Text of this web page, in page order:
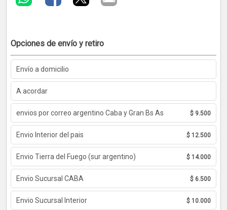
Opciones de envío y retiro
Envío a domicilio
A acordar
envios por correo argentino Caba y Gran Bs As $ 9.500
Envio Interior del pais $ 12.500
Envio Tierra del Fuego (sur argentino) $ 14.000
Envio Sucursal CABA $ 6.500
Envio Sucursal Interior $ 10.000